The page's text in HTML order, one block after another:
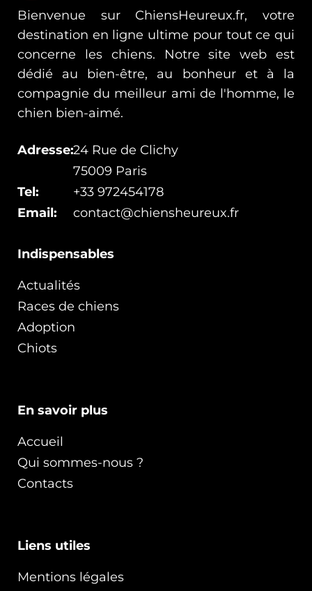
Indispensables
Actualités
Races de chiens
Adoption
Chiots
En savoir plus
Accueil
Qui sommes-nous ?
Contacts
Liens utiles
Mentions légales
Bienvenue sur ChiensHeureux.fr, votre
destination en ligne ultime pour tout ce qui
concerne les chiens. Notre site web est
dédié au bien-être, au bonheur et à la
compagnie du meilleur ami de l'homme, le
chien bien-aimé.
Adresse:24 Rue de Clichy
75009 Paris
Tel:
+33 972454178
Email:
contact@chiensheureux.fr